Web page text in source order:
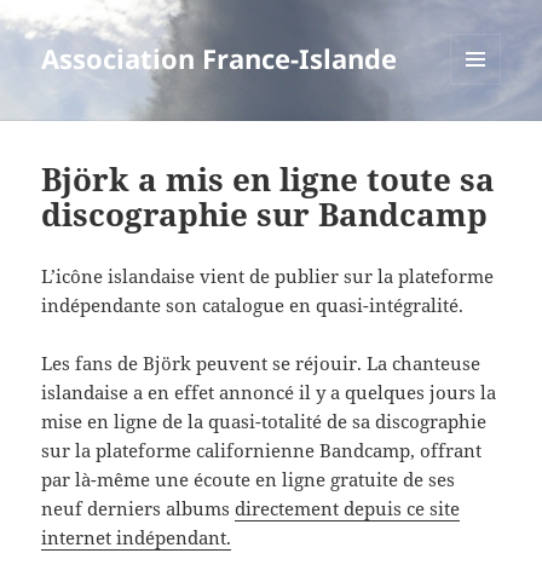
Association France-Islande
Björk a mis en ligne toute sa
discographie sur Bandcamp
L’icône islandaise vient de publier sur la plateforme
indépendante son catalogue en quasi-intégralité.
Les fans de Björk peuvent se réjouir. La chanteuse
islandaise a en effet annoncé il y a quelques jours la
mise en ligne de la quasi-totalité de sa discographie
sur la plateforme californienne Bandcamp, offrant
par là-même une écoute en ligne gratuite de ses
neuf derniers albumsdirectement depuis ce site
internet indépendant.